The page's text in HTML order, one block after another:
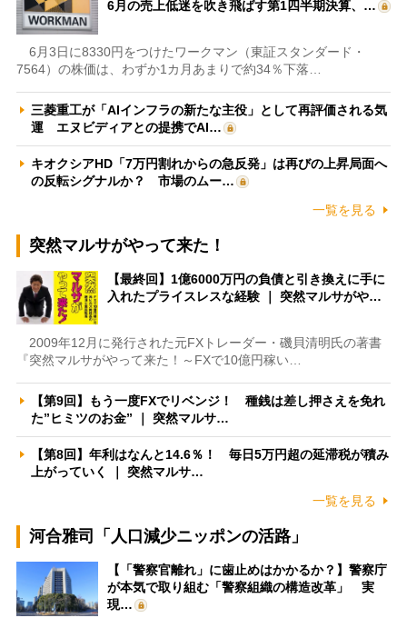
6月の売上低迷を吹き飛ばす第1四半期決算、…
6月3日に8330円をつけたワークマン（東証スタンダード・
7564）の株価は、わずか1カ月あまりで約34％下落…
三菱重工が「AIインフラの新たな主役」として再評価される気
運 エヌビディアとの提携でAI…
キオクシアHD「7万円割れからの急反発」は再びの上昇局面へ
の反転シグナルか？ 市場のムー…
一覧を見る
突然マルサがやって来た！
【最終回】1億6000万円の負債と引き換えに手に
入れたプライスレスな経験 ｜ 突然マルサがや…
2009年12月に発行された元FXトレーダー・磯貝清明氏の著書
『突然マルサがやって来た！～FXで10億円稼い…
【第9回】もう一度FXでリベンジ！ 種銭は差し押さえを免れ
た”ヒミツのお金” ｜ 突然マルサ…
【第8回】年利はなんと14.6％！ 毎日5万円超の延滞税が積み
上がっていく ｜ 突然マルサ…
一覧を見る
河合雅司「人口減少ニッポンの活路」
【「警察官離れ」に歯止めはかかるか？】警察庁
が本気で取り組む「警察組織の構造改革」 実
現…